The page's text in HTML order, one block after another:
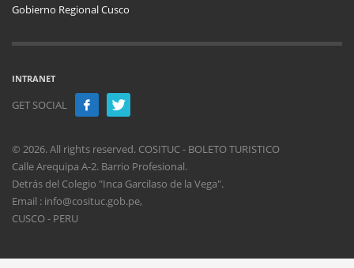
Gobierno Regional Cusco
INTRANET
GET SOCIAL
© 2026. All rights reserved. COSITUC - BOLETO TURISTICO
Calle Arequipa A-2. Barrio Profesional.
Detrás del Colegio "Inca Garcilaso de la Vega".
Email : info@cosituc.gob.pe,
CUSCO - PERU